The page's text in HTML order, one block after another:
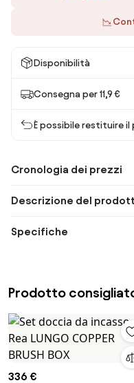
Disponibilità
Consegna per 11,9 €
È possibile restituire
Cronologia dei prezzi
Descrizione del
Specifiche
Prodotto
336 €